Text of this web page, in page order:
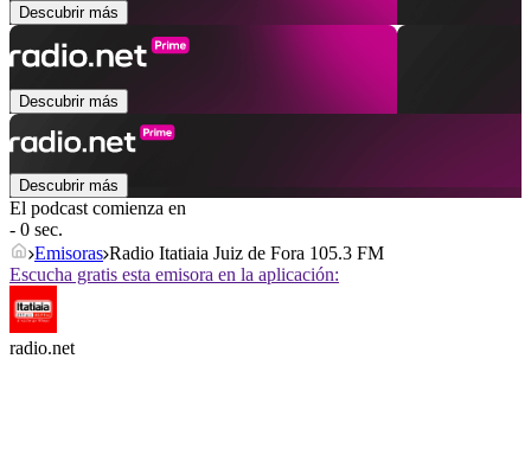
Descubrir más
Descubrir más
Descubrir más
El podcast comienza en
- 0 sec.
Emisoras Radio Itatiaia Juiz de Fora 105.3 FM
Escucha gratis esta emisora en la aplicación:
radio.net